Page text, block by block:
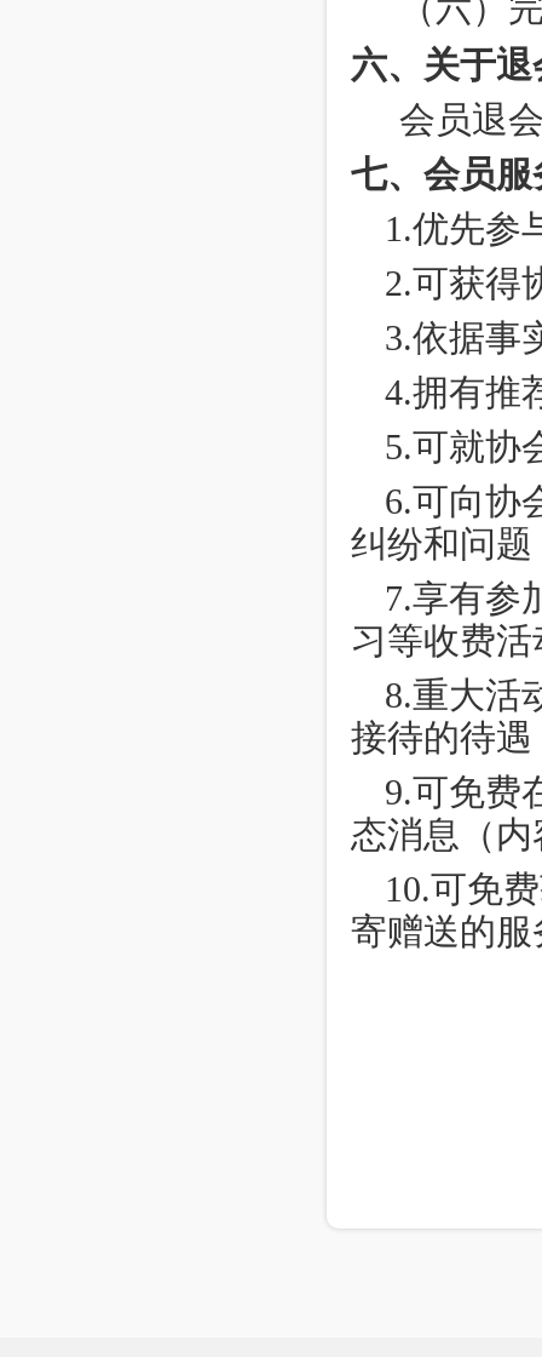
（六）
六、关于
会员退
七、会员
1.优先参
2.可获得
3.依据事
4.拥有推
5.可就协
6.可向协
纠纷和问题
7.享有参
习等收费
8.重大活
接待的待遇
9.可免费
态消息（
10.可免
寄赠送的服